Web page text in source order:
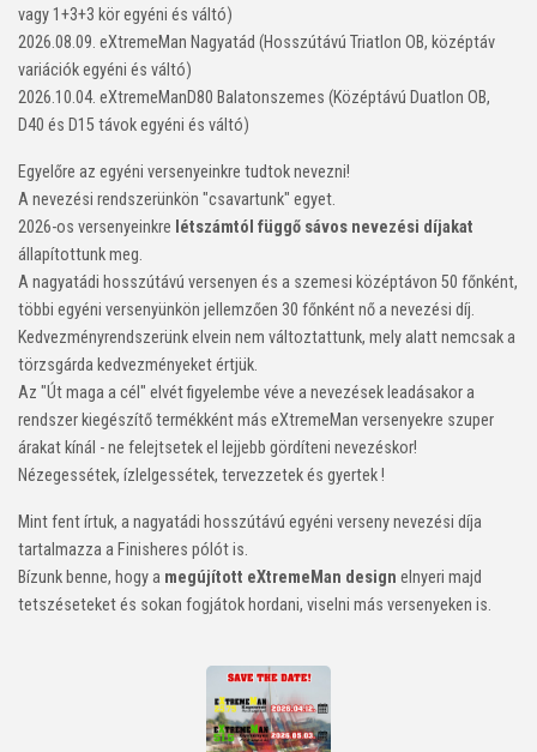
vagy 1+3+3 kör egyéni és váltó)
2026.08.09. eXtremeMan Nagyatád (Hosszútávú Triatlon OB, középtáv
variációk egyéni és váltó)
2026.10.04. eXtremeManD80 Balatonszemes (Középtávú Duatlon OB,
D40 és D15 távok egyéni és váltó)
Egyelőre az egyéni versenyeinkre tudtok nevezni!
A nevezési rendszerünkön "csavartunk" egyet.
2026-os versenyeinkre létszámtól függő sávos nevezési díjakat
állapítottunk meg.
A nagyatádi hosszútávú versenyen és a szemesi középtávon 50 főnként,
többi egyéni versenyünkön jellemzően 30 főnként nő a nevezési díj.
Kedvezményrendszerünk elvein nem változtattunk, mely alatt nemcsak a
törzsgárda kedvezményeket értjük.
Az "Út maga a cél" elvét figyelembe véve a nevezések leadásakor a
rendszer kiegészítő termékként más eXtremeMan versenyekre szuper
árakat kínál - ne felejtsetek el lejjebb gördíteni nevezéskor!
Nézegessétek, ízlelgessétek, tervezzetek és gyertek !
Mint fent írtuk, a nagyatádi hosszútávú egyéni verseny nevezési díja
tartalmazza a Finisheres pólót is.
Bízunk benne, hogy a megújított eXtremeMan design elnyeri majd
tetszéseteket és sokan fogjátok hordani, viselni más versenyeken is.